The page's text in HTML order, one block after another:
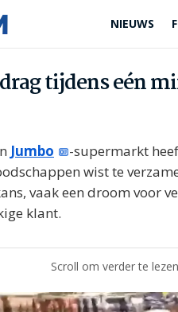
NIEUWS
tijdens eén
Jumbo
-supermarkt
wist te
vaak een droom voor
klant.
Scroll om verder te lezen